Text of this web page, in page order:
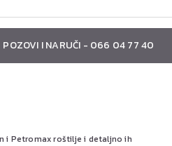
POZOVI I NARUČI - 066 04 77 40
i Petromax roštilje i detaljno ih